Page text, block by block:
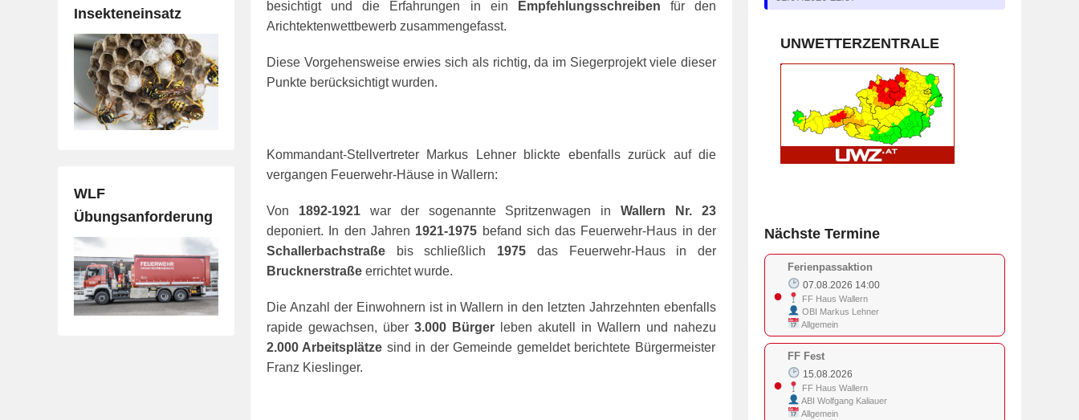
besichtigt und die Erfahrungen in ein
Empfehlungsschreiben für den
Arichtektenwettbewerb zusammengefasst.
Diese Vorgehensweise erwies sich als richtig, da im Siegerprojekt viele dieser
Punkte berücksichtigt wurden.
Kommandant-Stellvertreter Markus Lehner blickte ebenfalls zurück auf die
vergangen Feuerwehr-Häuse in Wallern:
Von 1892-1921 war der sogenannte Spritzenwagen inWallern Nr. 23
deponiert. In den Jahren 1921-1975 befand sich das Feuerwehr-Haus in der
Schallerbachstraße bis schließlich 1975 das Feuerwehr-Haus in der
Brucknerstraße errichtet wurde.
Die Anzahl der Einwohnern ist in Wallern in den letzten Jahrzehnten ebenfalls
rapide gewachsen, über 3.000 Bürger leben akutell in Wallern und nahezu
2.000 Arbeitsplätze sind in der Gemeinde gemeldet berichtete Bürgermeister
Franz Kieslinger.
UNWETTERZENTRALE
Nächste Termine
●
Ferienpassaktion
07.08.2026 14:00
FF Haus Wallern
OBI Markus Lehner
Allgemein
●
FF Fest
15.08.2026
FF Haus Wallern
ABI Wolfgang Kaliauer
Allgemein
Insekteneinsatz
WLF
Übungsanforderung